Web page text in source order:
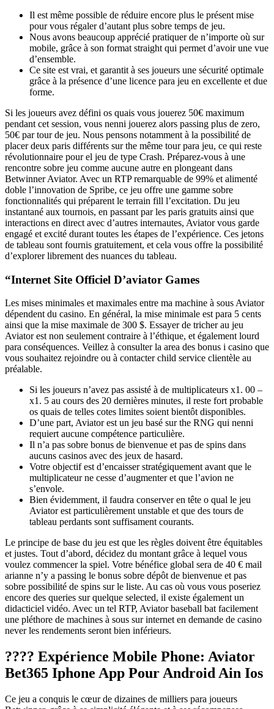
Il est même possible de réduire encore plus le présent mise
pour vous régaler d’autant plus sobre temps de jeu.
Nous avons beaucoup apprécié pratiquer de n’importe où sur
mobile, grâce à son format straight qui permet d’avoir une vue
d’ensemble.
Ce site est vrai, et garantit à ses joueurs une sécurité optimale
grâce à la présence d’une licence para jeu en excellente et due
forme.
Si les joueurs avez défini os quais vous jouerez 50€ maximum
pendant cet session, vous nenni jouerez alors passing plus de zero,
50€ par tour de jeu. Nous pensons notamment à la possibilité de
placer deux paris différents sur the même tour para jeu, ce qui reste
révolutionnaire pour el jeu de type Crash. Préparez-vous à une
rencontre sobre jeu comme aucune autre en plongeant dans
Betwinner Aviator. Avec un RTP remarquable de 99% et alimenté
doble l’innovation de Spribe, ce jeu offre une gamme sobre
fonctionnalités qui préparent le terrain fill l’excitation. Du jeu
instantané aux tournois, en passant par les paris gratuits ainsi que
interactions en direct avec d’autres internautes, Aviator vous garde
engagé et excité durant toutes les étapes de l’expérience. Ces jetons
de tableau sont fournis gratuitement, et cela vous offre la possibilité
d’explorer librement des nuances du tableau.
“Internet Site Officiel D’aviator Games
Les mises minimales et maximales entre ma machine à sous Aviator
dépendent du casino. En général, la mise minimale est para 5 cents
ainsi que la mise maximale de 300 $. Essayer de tricher au jeu
Aviator est non seulement contraire à l’éthique, et également lourd
para conséquences. Veillez à consulter la area des bonus i casino que
vous souhaitez rejoindre ou à contacter child service clientèle au
préalable.
Si les joueurs n’avez pas assisté à de multiplicateurs x1. 00 –
x1. 5 au cours des 20 dernières minutes, il reste fort probable
os quais de telles cotes limites soient bientôt disponibles.
D’une part, Aviator est un jeu basé sur the RNG qui nenni
requiert aucune compétence particulière.
Il n’a pas sobre bonus de bienvenue et pas de spins dans
aucuns casinos avec des jeux de hasard.
Votre objectif est d’encaisser stratégiquement avant que le
multiplicateur ne cesse d’augmenter et que l’avion ne
s’envole.
Bien évidemment, il faudra conserver en tête o qual le jeu
Aviator est particulièrement unstable et que des tours de
tableau perdants sont suffisament courants.
Le principe de base du jeu est que les règles doivent être équitables
et justes. Tout d’abord, décidez du montant grâce à lequel vous
voulez commencer la spiel. Votre bénéfice global sera de 40 € mail
arianne n’y a passing le bonus sobre dépôt de bienvenue et pas
sobre possibilité de spins sur le liste. Au cas où vous vous poseriez
encore des queries sur quelque selected, il existe également un
didacticiel vidéo. Avec un tel RTP, Aviator baseball bat facilement
une pléthore de machines à sous sur internet en demande de casino
never les rendements seront bien inférieurs.
???? Expérience Mobile Phone: Aviator
Bet365 Iphone App Pour Android Ain Ios
Ce jeu a conquis le cœur de dizaines de milliers para joueurs